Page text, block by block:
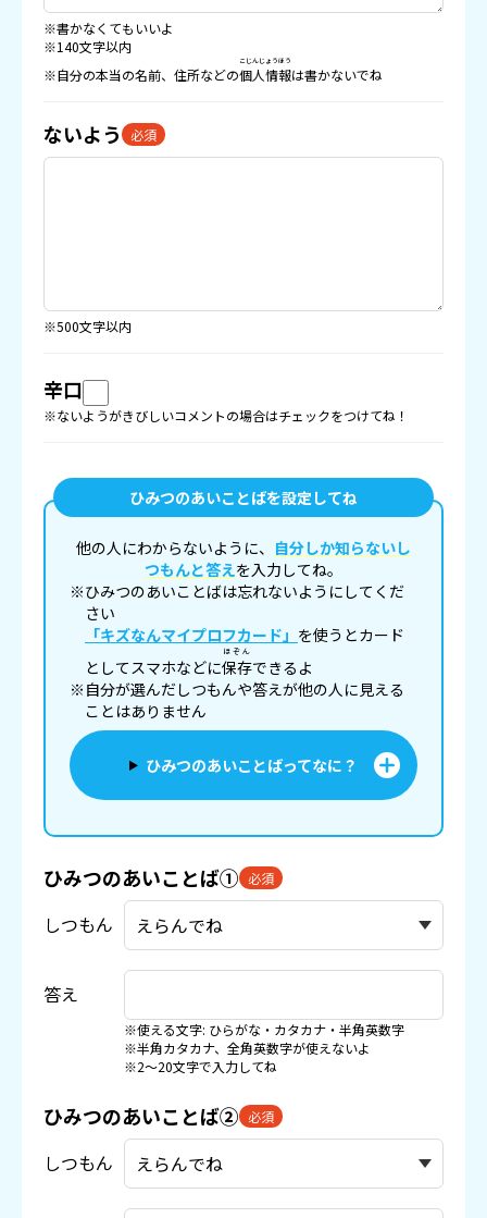
※書かなくてもいいよ
※140文字以内
※自分の本当の名前、住所などの個人情報
こじんじょうほう
は書かないでね
ないよう 必須
※500文字以内
辛口
※ないようがきびしいコメントの場合はチェックをつけてね！
ひみつのあいことばを設定してね
他の人にわからないように、 自分しか知らないし
つもんと答えを入力してね。
※ひみつのあいことばは忘れないようにしてくだ
さい
「キズなんマイプロフカード」 を使うとカード
としてスマホなどに保存
ほぞん
できるよ
※自分が選んだしつもんや答えが他の人に見える
ことはありません
ひみつのあいことばってなに？
ひみつのあいことば① 必須
しつもん
答え
※使える文字: ひらがな・カタカナ・半角英数字
※半角カタカナ、全角英数字が使えないよ
※2〜20文字で入力してね
ひみつのあいことば② 必須
しつもん